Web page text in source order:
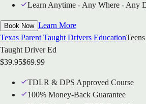
Learn Anytime - Any Where - Any
Book Now Learn More
Texas Parent Taught Drivers Education
Taught Driver Ed
$39.95$69.99
TDLR & DPS Approved Course
100% Money-Back Guarantee